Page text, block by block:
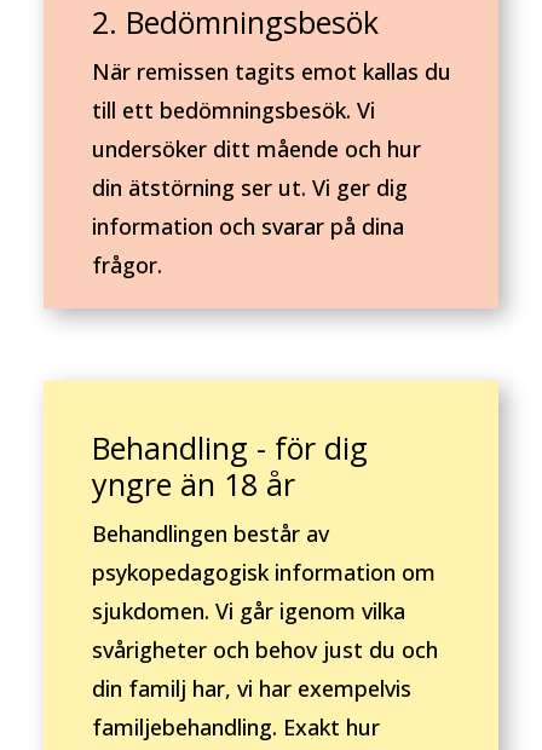
2. Bedömningsbesök
När remissen tagits emot kallas du
till ett bedömningsbesök. Vi
undersöker ditt mående och hur
din ätstörning ser ut. Vi ger dig
information och svarar på dina
frågor.
Behandling - för dig
yngre än 18 år
Behandlingen består av
psykopedagogisk information om
sjukdomen. Vi går igenom vilka
svårigheter och behov just du och
din familj har, vi har exempelvis
familjebehandling. Exakt hur